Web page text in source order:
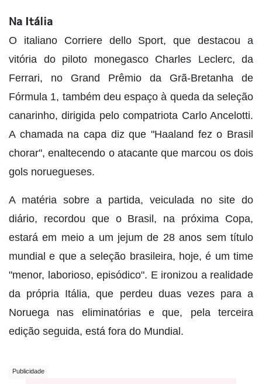
Na Itália
O italiano Corriere dello Sport, que destacou a
vitória do piloto monegasco Charles Leclerc, da
Ferrari, no Grand Prêmio da Grã-Bretanha de
Fórmula 1, também deu espaço à queda da seleção
canarinho, dirigida pelo compatriota Carlo Ancelotti.
A chamada na capa diz que "Haaland fez o Brasil
chorar", enaltecendo o atacante que marcou os dois
gols noruegueses.
A matéria sobre a partida, veiculada no site do
diário, recordou que o Brasil, na próxima Copa,
estará em meio a um jejum de 28 anos sem título
mundial e que a seleção brasileira, hoje, é um time
"menor, laborioso, episódico". E ironizou a realidade
da própria Itália, que perdeu duas vezes para a
Noruega nas eliminatórias e que, pela terceira
edição seguida, está fora do Mundial.